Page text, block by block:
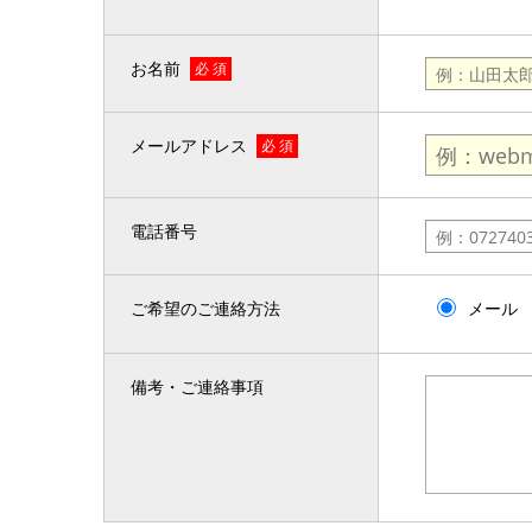
お名前 必 須
メールアドレス 必 須
電話番号
ご希望のご連絡方法 メール
備考・ご連絡事項